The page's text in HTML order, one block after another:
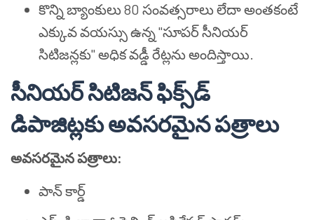
కొన్ని బ్యాంకులు 80 సంవత్సరాలు లేదా అంతకంటే
ఎక్కువ వయస్సు ఉన్న "సూపర్ సీనియర్
సిటిజన్లకు" అధిక వడ్డీ రేట్లను అందిస్తాయి.
సీనియర్ సిటిజన్ ఫిక్స్‌డ్
డిపాజిట్లకు అవసరమైన పత్రాలు
అవసరమైన పత్రాలు:
పాన్ కార్డ్